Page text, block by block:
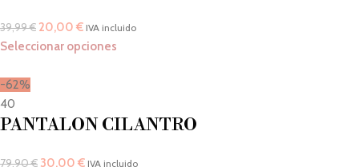
39,99€ 20,00 € IVA incluido
Seleccionar opciones
-62%
40
PANTALON CILANTRO
79,90€ 30,00 € IVA incluido